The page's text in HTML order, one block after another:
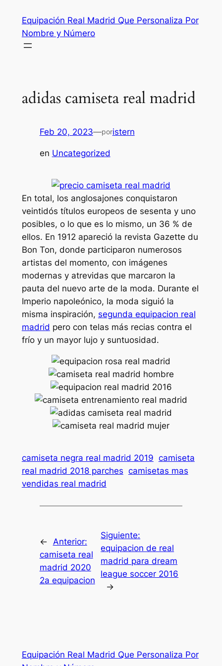
contenido
Equipación Real Madrid Que Personaliza Por
Nombre y Número
adidas camiseta real madrid
Feb 20, 2023—poristern
en Uncategorized
En total, los anglosajones conquistaron
veintidós títulos europeos de sesenta y uno
posibles, o lo que es lo mismo, un 36 % de
ellos. En 1912 apareció la revista Gazette du
Bon Ton, donde participaron numerosos
artistas del momento, con imágenes
modernas y atrevidas que marcaron la
pauta del nuevo arte de la moda. Durante el
Imperio napoleónico, la moda siguió la
misma inspiración, segunda equipacion real
madrid pero con telas más recias contra el
frío y un mayor lujo y suntuosidad.
camiseta negra real madrid 2019 camiseta
real madrid 2018 parches camisetas mas
vendidas real madrid
←
Anterior:
camiseta real
madrid 2020
2a equipacion
Siguiente:
equipacion de real
madrid para dream
league soccer 2016
→
Equipación Real Madrid Que Personaliza Por